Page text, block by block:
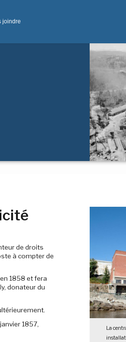
joindre
de droits
à compter de
1858 et fera
donateur du
1857,
La